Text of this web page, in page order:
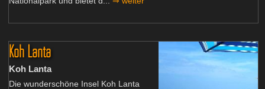
Koh Lanta
Koh Lanta
Die wunderschöne Insel Koh Lanta